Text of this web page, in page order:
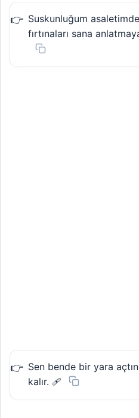
Suskunluğum
fırtınaları sana
Sen bende bir yara
kalır. 🩹